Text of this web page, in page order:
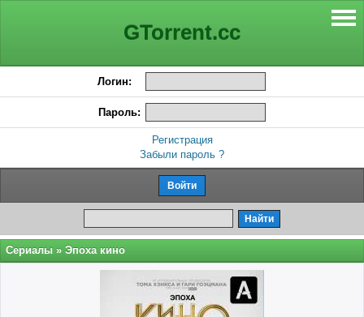
GTorrent.cc
Логин:
Пароль:
Регистрация
Забыли пароль ?
Сериалы » Эпоха кино